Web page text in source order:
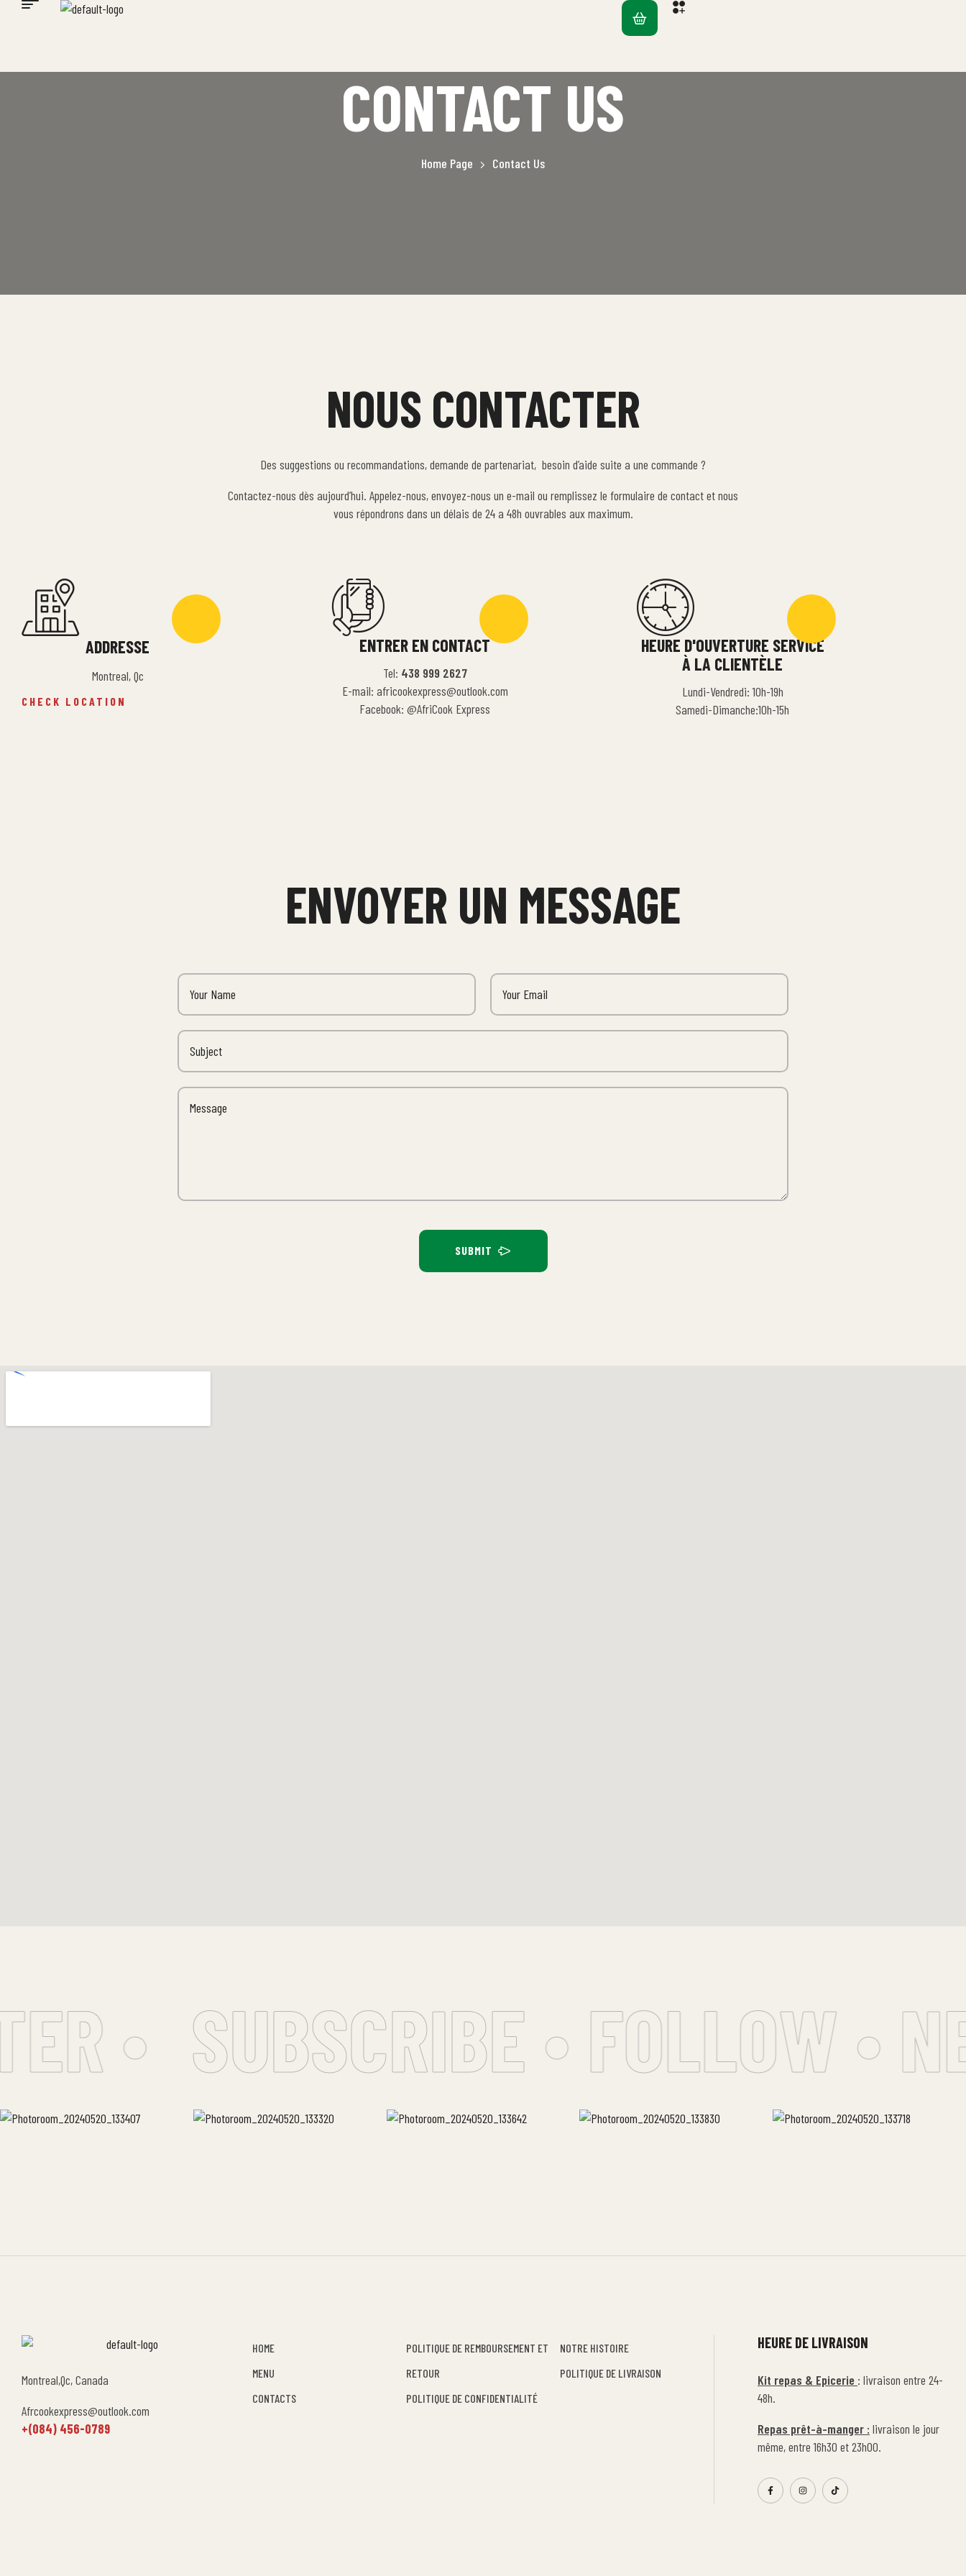
CONTACT US
Home Page Contact Us
NOUS CONTACTER​
Des suggestions ou recommandations, demande de partenariat, besoin d’aide suite a une commande ?
Contactez-nous dès aujourd’hui. Appelez-nous, envoyez-nous un e-mail ou remplissez le formulaire de contact et nous
vous répondrons dans un délais de 24 a 48h ouvrables aux maximum.
ADDRESSE
Montreal, Qc
CHECK LOCATION
ENTRER EN CONTACT
Tel: 438 999 2627
E-mail: africookexpress@outlook.com
Facebook: @AfriCook Express
HEURE D'OUVERTURE SERVICE
À LA CLIENTÈLE
Lundi-Vendredi: 10h-19h
Samedi-Dimanche:10h-15h
ENVOYER UN MESSAGE
SUBMIT
• SUBSCRIBE • FOLLOW •
Montreal,Qc, Canada
Afrcookexpress@outlook.com
+(084) 456-0789
HOME
MENU
CONTACTS
POLITIQUE DE REMBOURSEMENT ET
RETOUR
POLITIQUE DE CONFIDENTIALITÉ
NOTRE HISTOIRE
POLITIQUE DE LIVRAISON
HEURE DE LIVRAISON
Kit repas & Epicerie : livraison entre 24-
48h.
Repas prêt-à-manger : livraison le jour
même, entre 16h30 et 23h00.